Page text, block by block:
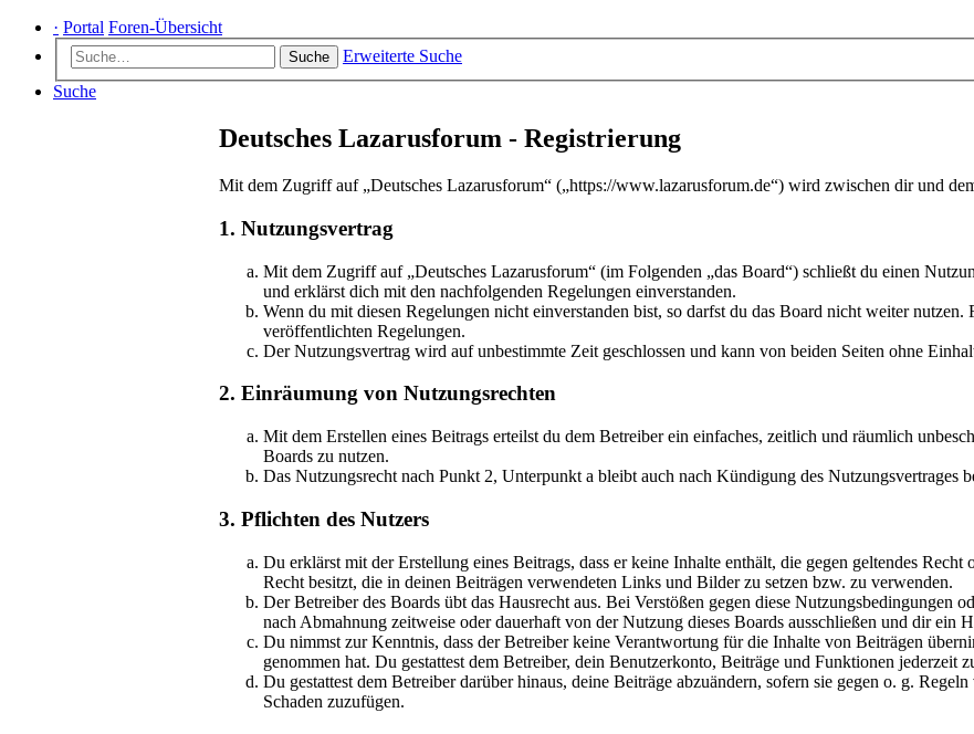
· Portal Foren-Übersicht
Suche
Erweiterte Suche
Suche
Deutsches Lazarusforum - Registrierung
Mit dem Zugriff auf „Deutsches Lazarusforum“ („https://www.lazarusforum.de“) wird zwischen dir und
1. Nutzungsvertrag
Mit dem Zugriff auf „Deutsches Lazarusforum“ (im Folgenden „das Board“) schließt du einen
und erklärst dich mit den nachfolgenden Regelungen einverstanden.
Wenn du mit diesen Regelungen nicht einverstanden bist, so darfst du das Board nicht weiter
veröffentlichten Regelungen.
Der Nutzungsvertrag wird auf unbestimmte Zeit geschlossen und kann von beiden Seiten ohne
2. Einräumung von Nutzungsrechten
Mit dem Erstellen eines Beitrags erteilst du dem Betreiber ein einfaches, zeitlich und räumlich
Boards zu nutzen.
Das Nutzungsrecht nach Punkt 2, Unterpunkt a bleibt auch nach Kündigung des Nutzungsvertrages
3. Pflichten des Nutzers
Du erklärst mit der Erstellung eines Beitrags, dass er keine Inhalte enthält, die gegen geltendes
Recht besitzt, die in deinen Beiträgen verwendeten Links und Bilder zu setzen bzw. zu verwenden.
Der Betreiber des Boards übt das Hausrecht aus. Bei Verstößen gegen diese Nutzungsbedingungen
nach Abmahnung zeitweise oder dauerhaft von der Nutzung dieses Boards ausschließen und dir ein
Du nimmst zur Kenntnis, dass der Betreiber keine Verantwortung für die Inhalte von Beiträgen
genommen hat. Du gestattest dem Betreiber, dein Benutzerkonto, Beiträge und Funktionen jederzeit
Du gestattest dem Betreiber darüber hinaus, deine Beiträge abzuändern, sofern sie gegen o. g.
Schaden zuzufügen.